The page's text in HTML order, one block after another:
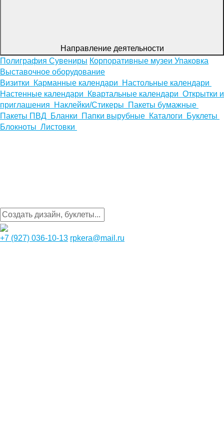
Направление деятельности
Полиграфия Сувениры Корпоративные музеи Упаковка
Выставочное оборудование
Визитки
Карманные календари
Настольные календари
Настенные календари
Квартальные календари Открытки и
приглашения
Наклейки/Стикеры
Пакеты бумажные
Пакеты ПВД Бланки Папки вырубные Каталоги
Буклеты
Блокноты Листовки
+7 (927) 036-10-13 rpkera@mail.ru